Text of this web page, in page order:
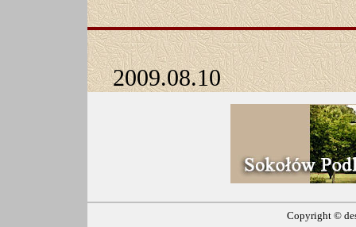
2009.08.10
Copyright ©